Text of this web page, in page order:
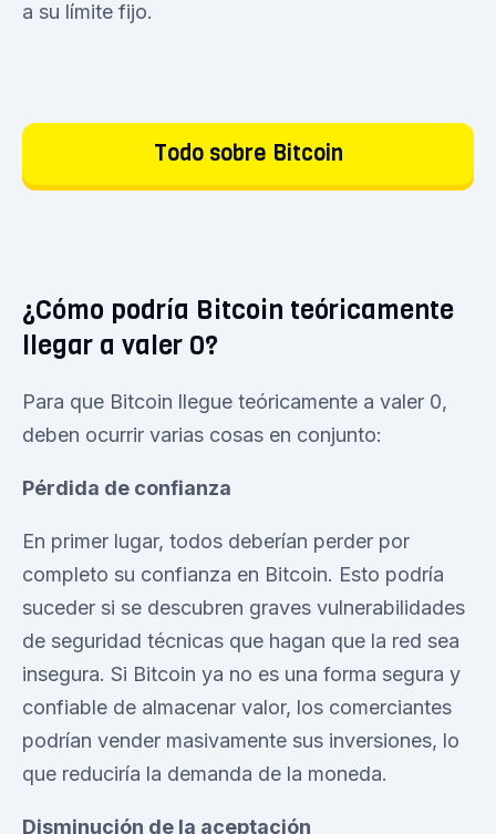
a su límite fijo.
Todo sobre Bitcoin
¿Cómo podría Bitcoin teóricamente
llegar a valer 0?
Para que Bitcoin llegue teóricamente a valer 0,
deben ocurrir varias cosas en conjunto:
Pérdida de confianza
En primer lugar, todos deberían perder por
completo su confianza en Bitcoin. Esto podría
suceder si se descubren graves vulnerabilidades
de seguridad técnicas que hagan que la red sea
insegura. Si Bitcoin ya no es una forma segura y
confiable de almacenar valor, los comerciantes
podrían vender masivamente sus inversiones, lo
que reduciría la demanda de la moneda.
Disminución de la aceptación